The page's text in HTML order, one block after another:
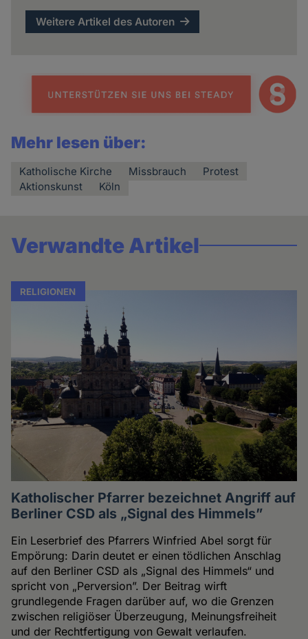
Weitere Artikel des Autoren
Mehr lesen über:
Katholische Kirche Missbrauch
Protest
Aktionskunst
Köln
Verwandte Artikel
RELIGIONEN
Katholischer Pfarrer bezeichnet Angriff auf
Berliner CSD als „Signal des Himmels”
Ein Leserbrief des Pfarrers Winfried Abel sorgt für
Empörung: Darin deutet er einen tödlichen Anschlag
auf den Berliner CSD als „Signal des Himmels“ und
spricht von „Perversion”. Der Beitrag wirft
grundlegende Fragen darüber auf, wo die Grenzen
zwischen religiöser Überzeugung, Meinungsfreiheit
und der Rechtfertigung von Gewalt verlaufen.